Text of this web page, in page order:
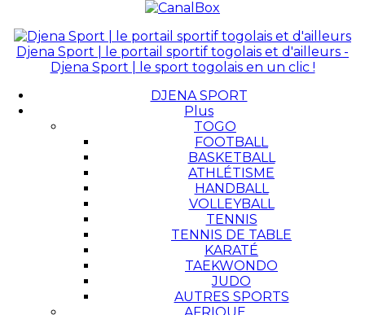
Djena Sport | le portail sportif togolais et d'ailleurs -
Djena Sport | le sport togolais en un clic !
DJENA SPORT
Plus
TOGO
FOOTBALL
BASKETBALL
ATHLÉTISME
HANDBALL
VOLLEYBALL
TENNIS
TENNIS DE TABLE
KARATÉ
TAEKWONDO
JUDO
AUTRES SPORTS